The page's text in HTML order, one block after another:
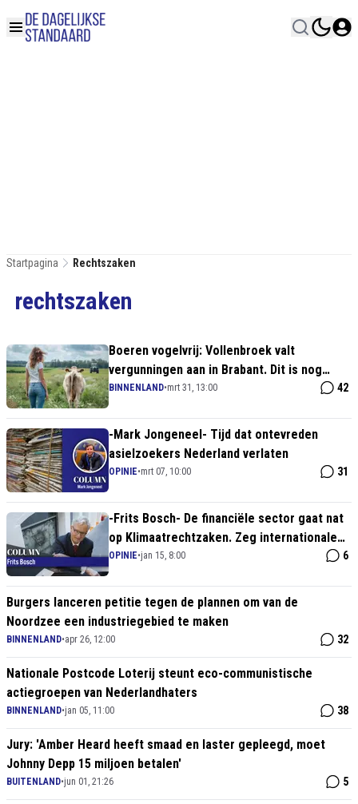
Startpagina Rechtszaken
rechtszaken
Boeren vogelvrij: Vollenbroek valt
vergunningen aan in Brabant. Dit is nog
maar het begin!
BINNENLAND•mrt 31, 13:00 42
-Mark Jongeneel- Tijd dat ontevreden
asielzoekers Nederland verlaten
OPINIE•mrt 07, 10:00 31
-Frits Bosch- De financiële sector gaat nat
op Klimaatrechtzaken. Zeg internationale
verdragen op. Take back control!
OPINIE•jan 15, 8:00 6
Burgers lanceren petitie tegen de plannen om van de
Noordzee een industriegebied te maken
BINNENLAND•apr 26, 12:00 32
Nationale Postcode Loterij steunt eco-communistische
actiegroepen van Nederlandhaters
BINNENLAND•jan 05, 11:00 38
Jury: 'Amber Heard heeft smaad en laster gepleegd, moet
Johnny Depp 15 miljoen betalen'
BUITENLAND•jun 01, 21:26 5